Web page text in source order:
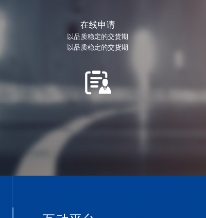
在线申请
以品质稳定的交货期
以品质稳定的交货期